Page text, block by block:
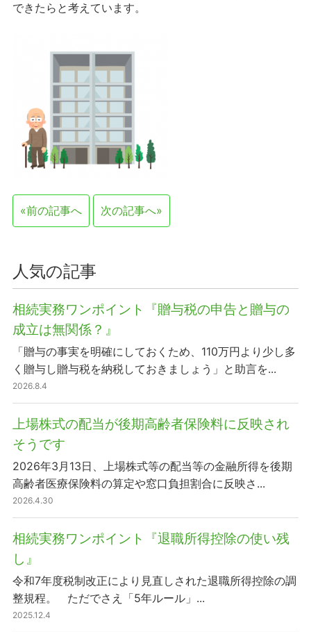
できたらと考えています。
«前の記事へ 次の記事へ»
人気の記事
相続実務ワンポイント『贈与税の申告と贈与の
成立は無関係？』
「贈与の事実を明確にしておくため、110万円より少し多
く贈与し贈与税を納税しておきましょう」と助言を...
2026.8.4
上場株式の配当が後期高齢者保険料に反映され
そうです
2026年3月13日、上場株式等の配当等の金融所得を後期
高齢者医療保険料の算定や窓口負担割合に反映さ...
2026.4.30
相続実務ワンポイント『退職所得控除の使い残
し』
令和7年度税制改正により見直しされた退職所得控除の調
整規程。 ただでさえ「5年ルール」...
2025.12.4